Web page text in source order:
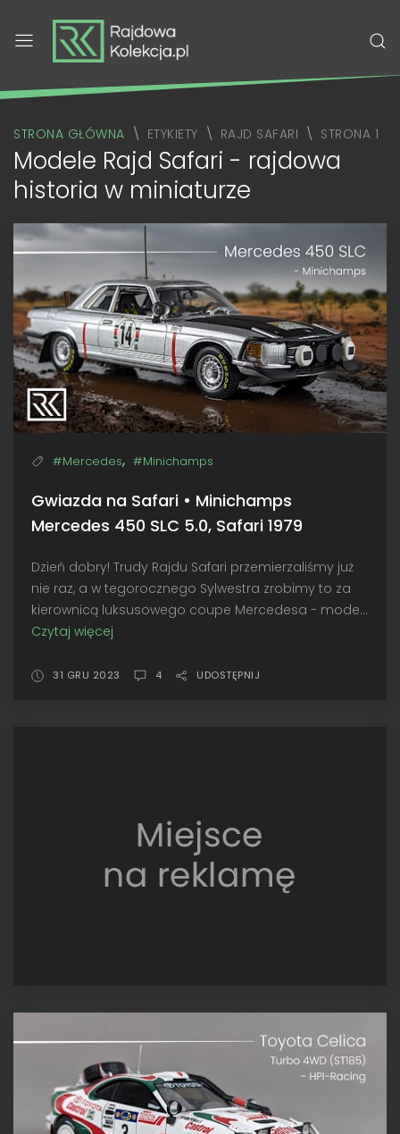
STRONA GŁÓWNA ETYKIETY RAJD SAFARI STRONA 1
Modele Rajd Safari - rajdowa
historia w miniaturze
#Mercedes, #Minichamps
Gwiazda na Safari • Minichamps
Mercedes 450 SLC 5.0, Safari 1979
Dzień dobry! Trudy Rajdu Safari przemierzaliśmy już
nie raz, a w tegorocznego Sylwestra zrobimy to za
kierownicą luksusowego coupe Mercedesa - mode...
Czytaj więcej
Safari
Safari
1979
31 GRU 2023 4 UDOSTĘPNIJ